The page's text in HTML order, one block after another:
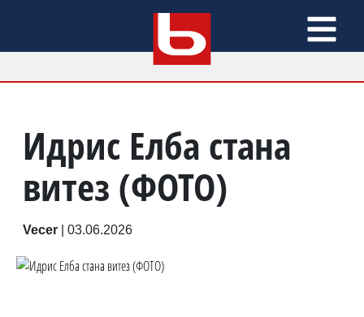
Идрис Елба стана
витез (ФОТО)
Vecer 03.06.2026